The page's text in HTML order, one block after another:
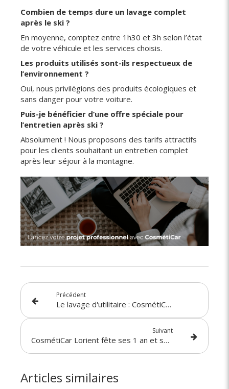
Combien de temps dure un lavage complet
après le ski ?
En moyenne, comptez entre 1h30 et 3h selon l’état
de votre véhicule et les services choisis.
Les produits utilisés sont-ils respectueux de
l’environnement ?
Oui, nous privilégions des produits écologiques et
sans danger pour votre voiture.
Puis-je bénéficier d’une offre spéciale pour
l’entretien après ski ?
Absolument ! Nous proposons des tarifs attractifs
pour les clients souhaitant un entretien complet
après leur séjour à la montagne.
Précédent
Le lavage d'utilitaire : CosmétiCar s'en charge !
Suivant
CosmétiCar Lorient fête ses 1 an et ses 1 000 interventions !
Articles similaires